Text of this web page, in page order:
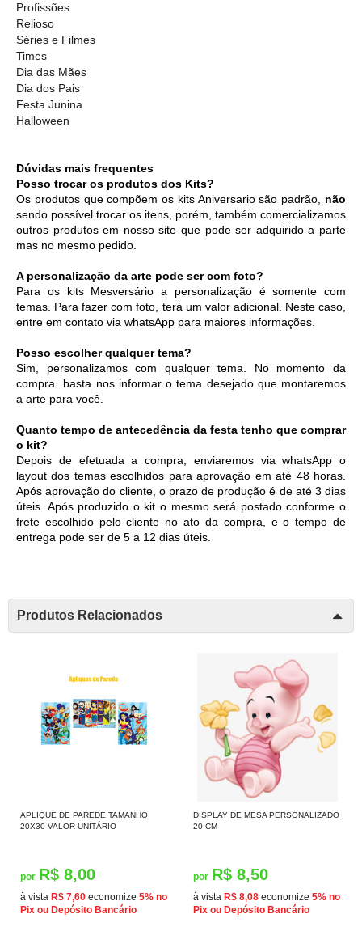
Profissões
Relioso
Séries e Filmes
Times
Dia das Mães
Dia dos Pais
Festa Junina
Halloween
Dúvidas mais frequentes
Posso trocar os produtos dos Kits?
Os produtos que compõem os kits Aniversario são padrão, não
sendo possível trocar os itens, porém, também comercializamos
outros produtos em nosso site que pode ser adquirido a parte
mas no mesmo pedido.
A personalização da arte pode ser com foto?
Para os kits Mesversário a personalização é somente com
temas. Para fazer com foto, terá um valor adicional. Neste caso,
entre em contato via whatsApp para maiores informações.
Posso escolher qualquer tema?
Sim, personalizamos com qualquer tema. No momento da
compra  basta nos informar o tema desejado que montaremos
a arte para você.
Quanto tempo de antecedência da festa tenho que comprar
o kit?
Depois de efetuada a compra, enviaremos via whatsApp o
layout dos temas escolhidos para aprovação em até 48 horas.
Após aprovação do cliente, o prazo de produção é de até 3 dias
úteis. Após produzido o kit o mesmo será postado conforme o
frete escolhido pelo cliente no ato da compra, e o tempo de
entrega pode ser de 5 a 12 dias úteis.
Produtos Relacionados
APLIQUE DE PAREDE TAMANHO
20X30 VALOR UNITÁRIO
por R$ 8,00
à vista R$ 7,60 economize 5% no
Pix ou Depósito Bancário
DISPLAY DE MESA PERSONALIZADO
20 CM
por R$ 8,50
à vista R$ 8,08 economize 5% no
Pix ou Depósito Bancário